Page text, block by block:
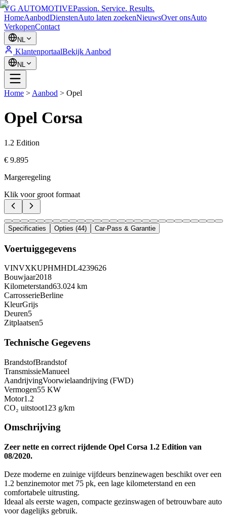
VG AUTOMOTIVEPassion. Service. Results.
HomeAanbodDienstenAuto laten zoekenNieuwsOver onsAuto
VerkopenContact
NL
KlantenportaalBekijk Aanbod
NL
Home > Aanbod > Opel
Opel Corsa
1.2 Edition
€ 9.895
Margeregeling
Klik voor groot formaat
Specificaties Opties (44) Car-Pass & Garantie
Voertuiggegevens
VINVXKUPHMHDL4239626
Bouwjaar2018
Kilometerstand63.024 km
CarrosserieBerline
KleurGrijs
Deuren5
Zitplaatsen5
Technische Gegevens
BrandstofBrandstof
TransmissieManueel
AandrijvingVoorwielaandrijving (FWD)
Vermogen55 KW
Motor1.2
CO₂ uitstoot123 g/km
Omschrijving
Zeer nette en correct rijdende Opel Corsa 1.2 Edition van
08/2020.
Deze moderne en zuinige vijfdeurs benzinewagen beschikt over een
1.2 benzinemotor met 75 pk, een lage kilometerstand en een
comfortabele uitrusting.
Ideaal als eerste wagen, compacte gezinswagen of betrouwbare auto
voor dagelijks gebruik.